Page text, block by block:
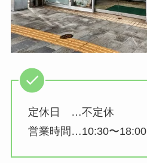
定休日 …不定休
営業時間…10:30〜18:00